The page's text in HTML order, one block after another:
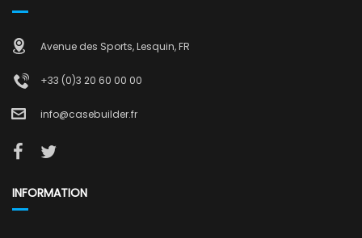
Avenue des Sports, Lesquin, FR
+33 (0)3 20 60 00 00
info@casebuilder.fr
INFORMATION